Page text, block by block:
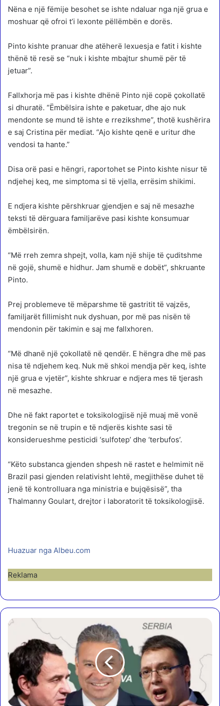
Nëna e një fëmije besohet se ishte ndaluar nga një grua e
moshuar që ofroi t’i lexonte pëllëmbën e dorës.
Pinto kishte pranuar dhe atëherë lexuesja e fatit i kishte
thënë të resë se “nuk i kishte mbajtur shumë për të
jetuar”.
Fallxhorja më pas i kishte dhënë Pinto një copë çokollatë
si dhuratë. “Ëmbëlsira ishte e paketuar, dhe ajo nuk
mendonte se mund të ishte e rrezikshme”, thotë kushërira
e saj Cristina për mediat. “Ajo kishte qenë e uritur dhe
vendosi ta hante.”
Disa orë pasi e hëngri, raportohet se Pinto kishte nisur të
ndjehej keq, me simptoma si të vjella, errësim shikimi.
E ndjera kishte përshkruar gjendjen e saj në mesazhe
teksti të dërguara familjarëve pasi kishte konsumuar
ëmbëlsirën.
“Më rreh zemra shpejt, volla, kam një shije të çuditshme
në gojë, shumë e hidhur. Jam shumë e dobët”, shkruante
Pinto.
Prej problemeve të mëparshme të gastritit të vajzës,
familjarët fillimisht nuk dyshuan, por më pas nisën të
mendonin për takimin e saj me fallxhoren.
“Më dhanë një çokollatë në qendër. E hëngra dhe më pas
nisa të ndjehem keq. Nuk më shkoi mendja për keq, ishte
një grua e vjetër”, kishte shkruar e ndjera mes të tjerash
në mesazhe.
Dhe në fakt raportet e toksikologjisë një muaj më vonë
tregonin se në trupin e të ndjerës kishte sasi të
konsiderueshme pesticidi ‘sulfotep’ dhe ‘terbufos’.
“Këto substanca gjenden shpesh në rastet e helmimit në
Brazil pasi gjenden relativisht lehtë, megjithëse duhet të
jenë të kontrolluara nga ministria e bujqësisë”, tha
Thalmanny Goulart, drejtor i laboratorit të toksikologjisë.
Huazuar nga Albeu.com
Reklama
E
o
b
a